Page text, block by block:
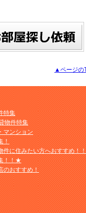
▲ページの
特集
物件特集
マンション
！
件に住みたい方へおすすめ！！
！！★
のおすすめ！